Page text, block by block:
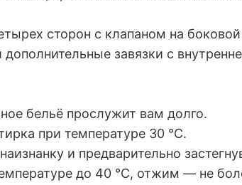
сторон с клапаном на боковой
завязки с
бельё прослужит вам долго.
при температуре 30 °C.
и предварительно
до 40 °C, отжим — не